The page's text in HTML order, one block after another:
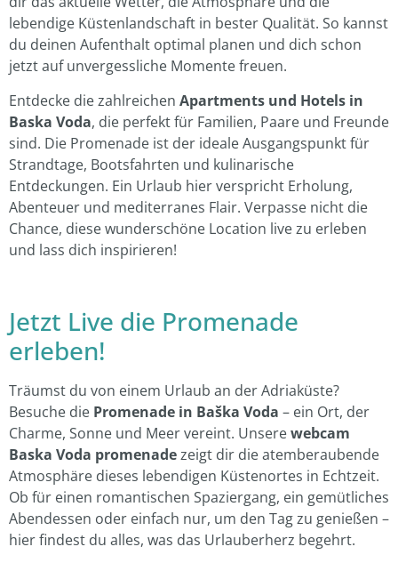
lebendige Küstenlandschaft in bester Qualität. So kannst
du deinen Aufenthalt optimal planen und dich schon
jetzt auf unvergessliche Momente freuen.
Entdecke die zahlreichen Apartments und Hotels in
Baska Voda, die perfekt für Familien, Paare und Freunde
sind. Die Promenade ist der ideale Ausgangspunkt für
Strandtage, Bootsfahrten und kulinarische
Entdeckungen. Ein Urlaub hier verspricht Erholung,
Abenteuer und mediterranes Flair. Verpasse nicht die
Chance, diese wunderschöne Location live zu erleben
und lass dich inspirieren!
Jetzt Live die Promenade
erleben!
Träumst du von einem Urlaub an der Adriaküste?
Besuche die Promenade in Baška Voda – ein Ort, der
Charme, Sonne und Meer vereint. Unserewebcam
Baska Voda promenadezeigt dir die atemberaubende
Atmosphäre dieses lebendigen Küstenortes in Echtzeit.
Ob für einen romantischen Spaziergang, ein gemütliches
Abendessen oder einfach nur, um den Tag zu genießen –
hier findest du alles, was das Urlauberherz begehrt.